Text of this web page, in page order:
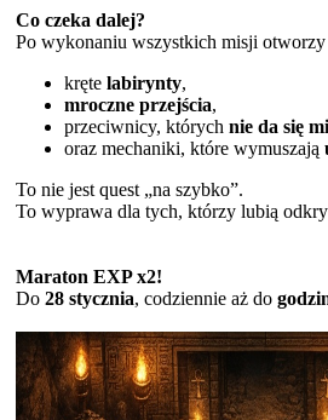
Co czeka dalej?
Po wykonaniu wszystkich misji otworzy
kręte labirynty,
mroczne przejścia,
przeciwnicy, których nie da się
oraz mechaniki, które wymuszają
To nie jest quest „na szybko”.
To wyprawa dla tych, którzy lubią
Maraton EXP x2!
Do 28 stycznia, codziennie aż do